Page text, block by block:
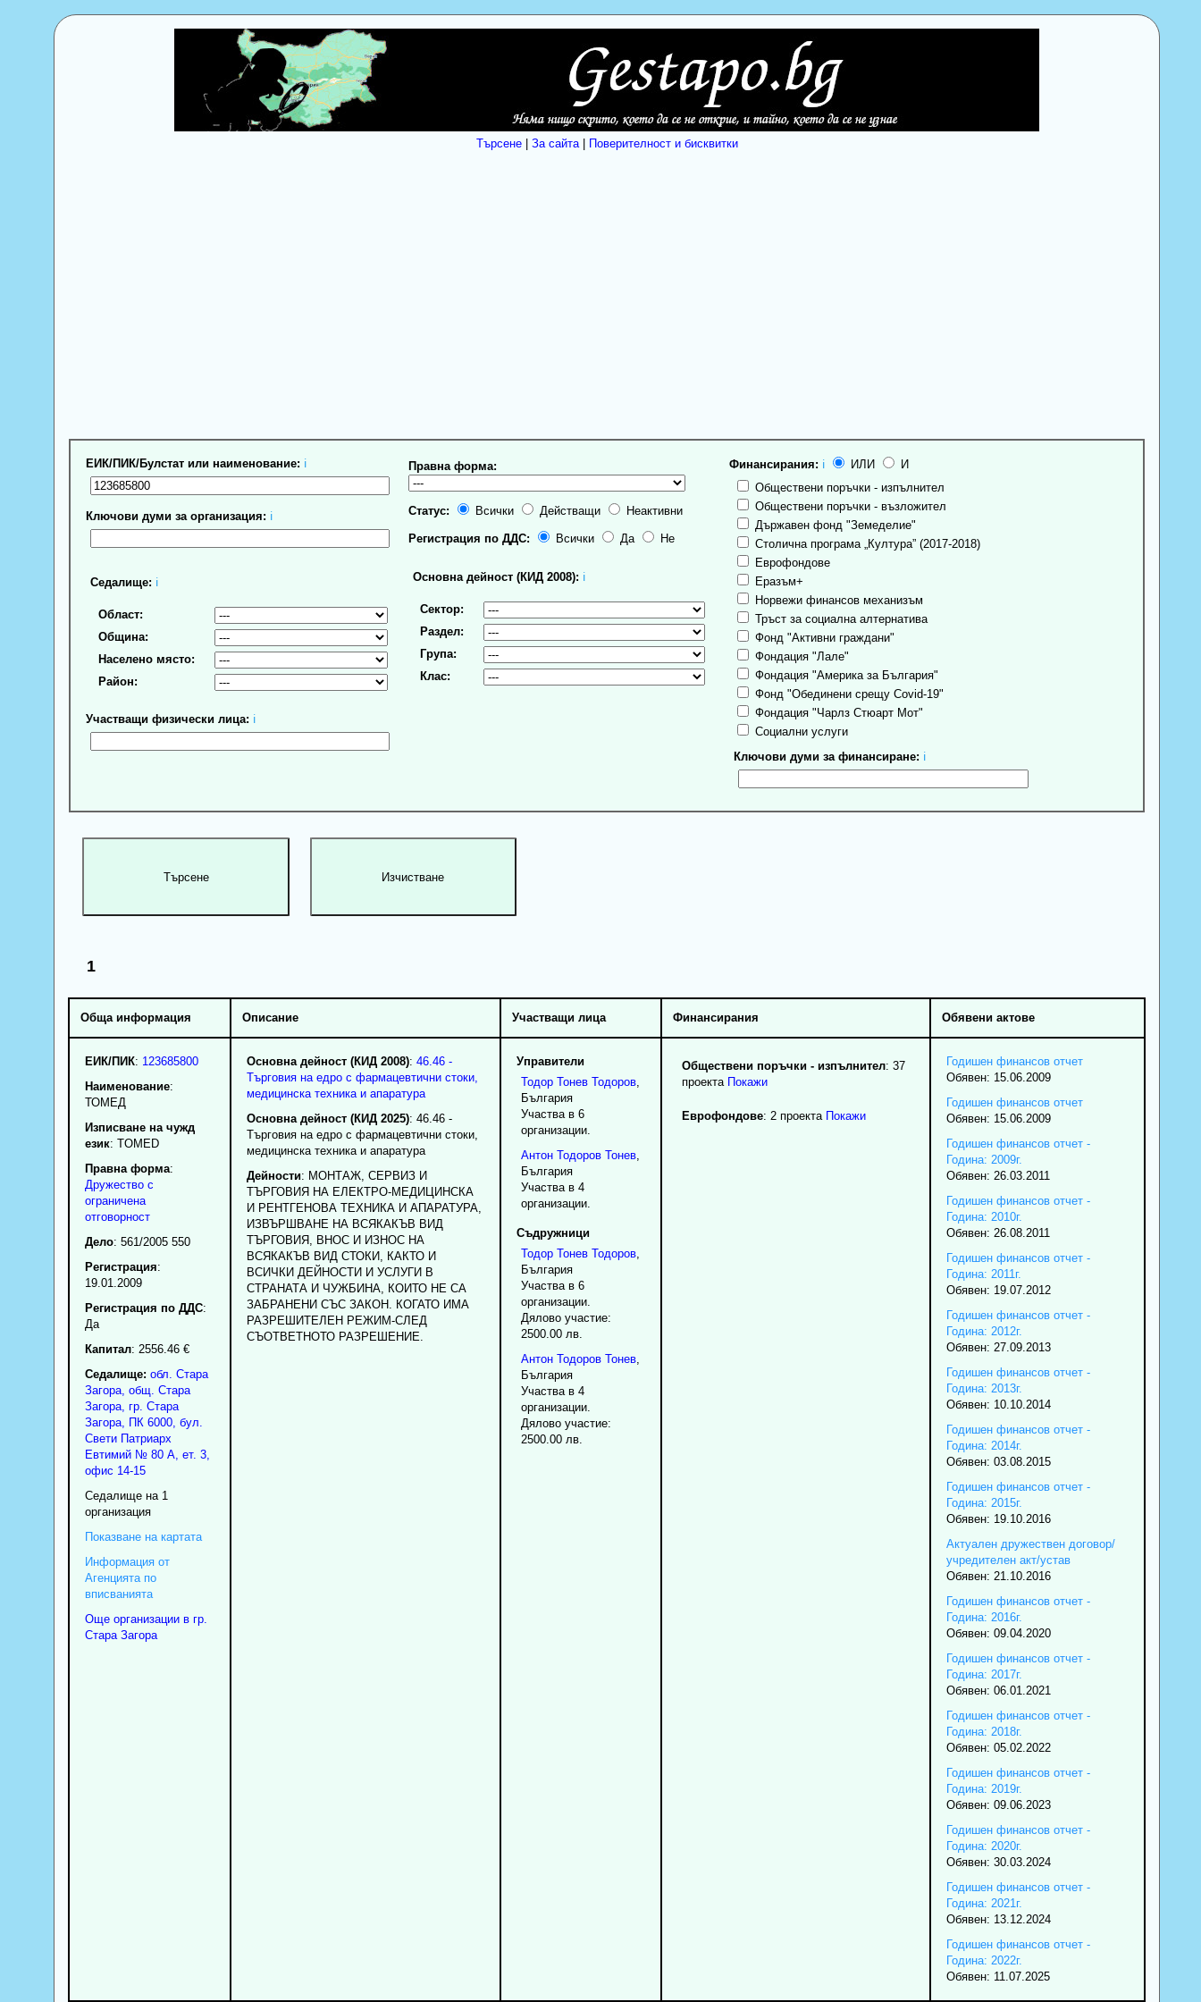
Търсене| За сайта| Поверителност и бисквитки
ЕИК/ПИК/Булстат или наименование: ℹ
Ключови думи за организация: ℹ
Седалище: ℹ
Област:
Община:
Населено място:
Район:
Участващи физически лица: ℹ
Правна форма:
Статус: Всички Действащи Неактивни
Регистрация по ДДС: Всички Да Не
Основна дейност (КИД 2008): ℹ
Сектор:
Раздел:
Група:
Клас:
Финансирания: ℹ ИЛИ
И
Обществени поръчки - изпълнител
Обществени поръчки - възложител
Държавен фонд "Земеделие"
Столична програма „Култура” (2017-2018)
Еврофондове
Еразъм+
Норвежи финансов механизъм
Тръст за социална алтернатива
Фонд "Активни граждани"
Фондация "Лале"
Фондация "Америка за България"
Фонд "Обединени срещу Covid-19"
Фондация "Чарлз Стюарт Мот"
Социални услуги
Ключови думи за финансиране: ℹ
1
Обща информация Описание Участващи лица Финансирания Обявени актове
ЕИК/ПИК: 123685800
Наименование:
ТОМЕД
Изписване на чужд
език: TOMED
Правна форма:
Дружество с
ограничена
отговорност
Дело: 561/2005 550
Регистрация:
19.01.2009
Регистрация по ДДС:
Да
Капитал: 2556.46 €
Седалище: обл. Стара
Загора, общ. Стара
Загора, гр. Стара
Загора, ПК 6000, бул.
Свети Патриарх
Евтимий № 80 А, ет. 3,
офис 14-15
Седалище на 1
организация
Показване на картата
Информация от
Агенцията по
вписванията
Още организации в гр.
Стара Загора
Основна дейност (КИД 2008): 46.46 -
Търговия на едро с фармацевтични стоки,
медицинска техника и апаратура
Основна дейност (КИД 2025): 46.46 -
Търговия на едро с фармацевтични стоки,
медицинска техника и апаратура
Дейности: МОНТАЖ, СЕРВИЗ И
ТЪРГОВИЯ НА ЕЛЕКТРО-МЕДИЦИНСКА
И РЕНТГЕНОВА ТЕХНИКА И АПАРАТУРА,
ИЗВЪРШВАНЕ НА ВСЯКАКЪВ ВИД
ТЪРГОВИЯ, ВНОС И ИЗНОС НА
ВСЯКАКЪВ ВИД СТОКИ, КАКТО И
ВСИЧКИ ДЕЙНОСТИ И УСЛУГИ В
СТРАНАТА И ЧУЖБИНА, КОИТО НЕ СА
ЗАБРАНЕНИ СЪС ЗАКОН. КОГАТО ИМА
РАЗРЕШИТЕЛЕН РЕЖИМ-СЛЕД
СЪОТВЕТНОТО РАЗРЕШЕНИЕ.
Управители
Тодор Тонев Тодоров,
България
Участва в 6
организации.
Антон Тодоров Тонев,
България
Участва в 4
организации.
Съдружници
Тодор Тонев Тодоров,
България
Участва в 6
организации.
Дялово участие:
2500.00 лв.
Антон Тодоров Тонев,
България
Участва в 4
организации.
Дялово участие:
2500.00 лв.
Обществени поръчки - изпълнител: 37
проекта Покажи
Еврофондове: 2 проекта Покажи
Годишен финансов отчет
Обявен: 15.06.2009
Годишен финансов отчет
Обявен: 15.06.2009
Годишен финансов отчет -
Година: 2009г.
Обявен: 26.03.2011
Годишен финансов отчет -
Година: 2010г.
Обявен: 26.08.2011
Годишен финансов отчет -
Година: 2011г.
Обявен: 19.07.2012
Годишен финансов отчет -
Година: 2012г.
Обявен: 27.09.2013
Годишен финансов отчет -
Година: 2013г.
Обявен: 10.10.2014
Годишен финансов отчет -
Година: 2014г.
Обявен: 03.08.2015
Годишен финансов отчет -
Година: 2015г.
Обявен: 19.10.2016
Актуален дружествен договор/
учредителен акт/устав
Обявен: 21.10.2016
Годишен финансов отчет -
Година: 2016г.
Обявен: 09.04.2020
Годишен финансов отчет -
Година: 2017г.
Обявен: 06.01.2021
Годишен финансов отчет -
Година: 2018г.
Обявен: 05.02.2022
Годишен финансов отчет -
Година: 2019г.
Обявен: 09.06.2023
Годишен финансов отчет -
Година: 2020г.
Обявен: 30.03.2024
Годишен финансов отчет -
Година: 2021г.
Обявен: 13.12.2024
Годишен финансов отчет -
Година: 2022г.
Обявен: 11.07.2025